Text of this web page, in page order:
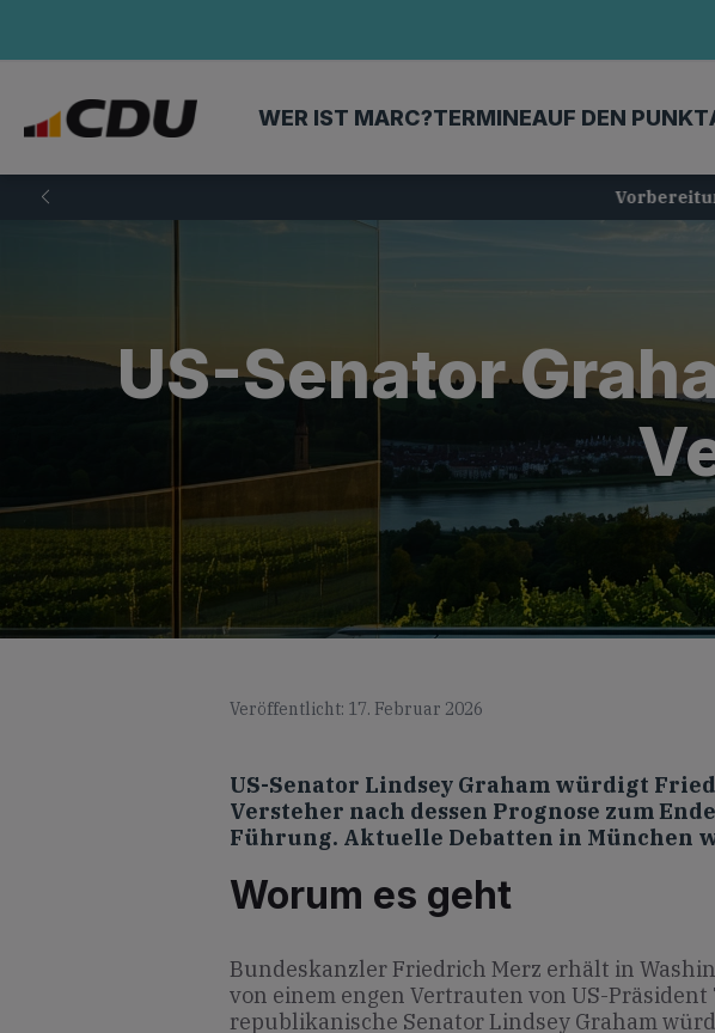
WER IST MARC?TERMINEAUF DEN PUNKT
Vorbereitung auf
US-Senator
Veröffentlicht: 17. Februar 2026
US-Senator Lindsey Graham würdigt
Versteher nach dessen Prognose zum
Führung. Aktuelle Debatten in München
Worum es geht
Bundeskanzler Friedrich Merz erhält in
von einem engen Vertrauten von US-Präsident
republikanische Senator Lindsey Graham